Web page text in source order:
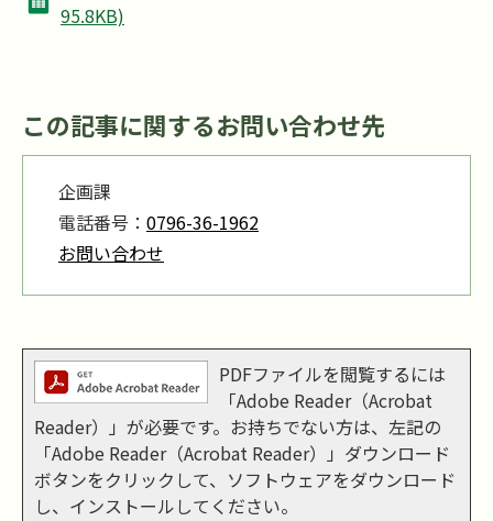
95.8KB)
この記事に関するお問い合わせ先
企画課
電話番号： 0796-36-1962
お問い合わせ
PDFファイルを閲覧するには
「Adobe Reader（Acrobat
Reader）」が必要です。お持ちでない方は、左記の
「Adobe Reader（Acrobat Reader）」ダウンロード
ボタンをクリックして、ソフトウェアをダウンロード
し、インストールしてください。